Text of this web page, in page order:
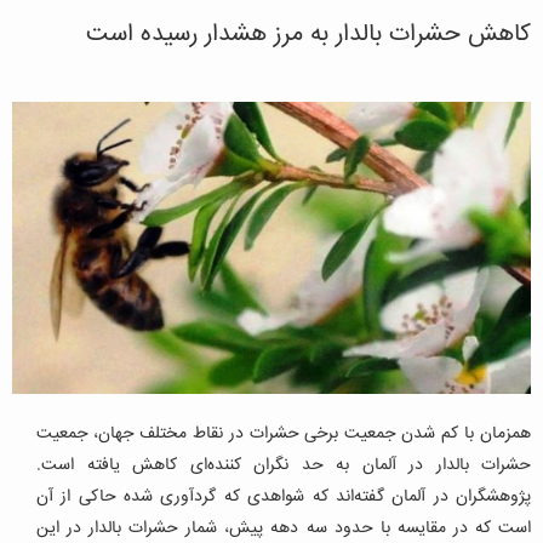
کاهش حشرات بالدار به مرز هشدار رسیده است
همزمان با کم شدن جمعیت برخی حشرات در نقاط مختلف جهان، جمعیت
حشرات بالدار در آلمان به حد نگران کننده‌ای کاهش یافته است.
پژوهشگران در آلمان گفته‌اند که شواهدی که گردآوری شده حاکی از آن
است که در مقایسه با حدود سه دهه پیش، شمار حشرات بالدار در این